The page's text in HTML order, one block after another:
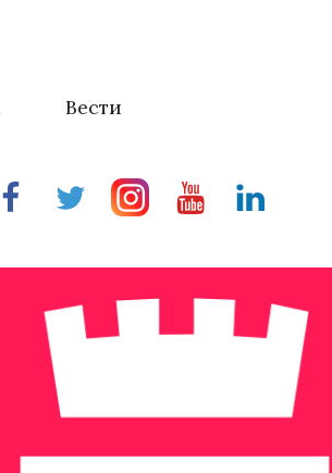
Вести
FacebookTwitterInstragramYoutubeLinkedin